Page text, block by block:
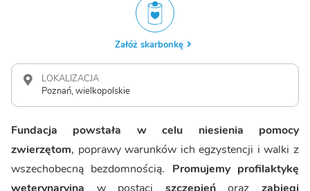
Załóż skarbonkę
LOKALIZACJA
Poznań, wielkopolskie
Fundacja powstała w celu niesienia pomocy
zwierzętom, poprawy warunków ich egzystencji i walki z
wszechobecną bezdomnością. Promujemy profilaktykę